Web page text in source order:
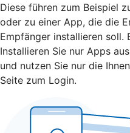
Diese führen zum Beispiel
oder zu einer App, die die
Empfänger installieren soll.
Installieren Sie nur Apps
und nutzen Sie nur die
Seite zum Login.